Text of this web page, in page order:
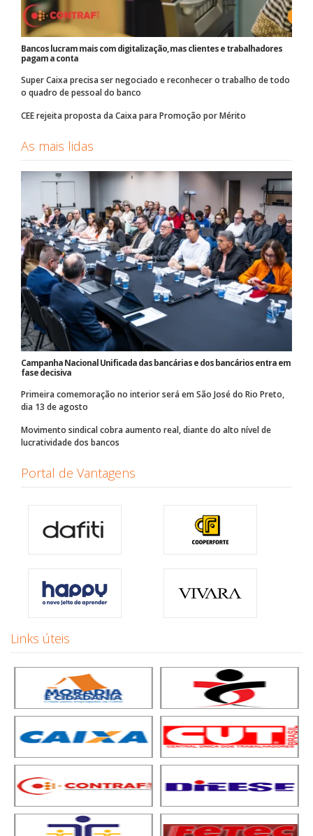
Bancos lucram mais com digitalização, mas clientes e trabalhadores
pagam a conta
Super Caixa precisa ser negociado e reconhecer o trabalho de todo
o quadro de pessoal do banco
CEE rejeita proposta da Caixa para Promoção por Mérito
As mais lidas
Campanha Nacional Unificada das bancárias e dos bancários entra em
fase decisiva
Primeira comemoração no interior será em São José do Rio Preto,
dia 13 de agosto
Movimento sindical cobra aumento real, diante do alto nível de
lucratividade dos bancos
Portal de Vantagens
Links úteis